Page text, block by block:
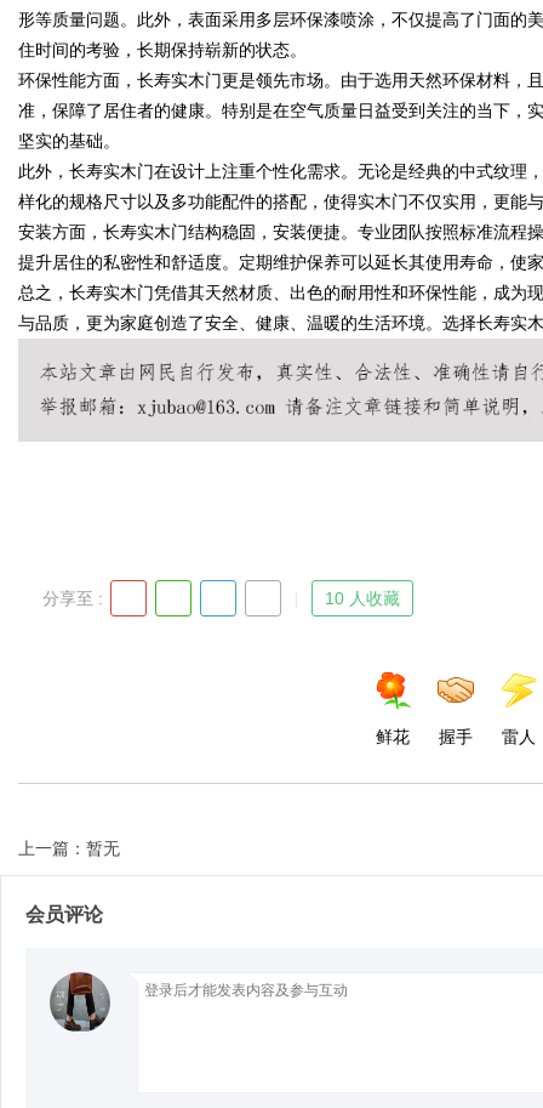
!
形等质量问题。此外，表面采用多层环保漆喷涂，不仅提高了门面的
住时间的考验，长期保持崭新的状态。
环保性能方面，长寿实木门更是领先市场。由于选用天然环保材料，
准，保障了居住者的健康。特别是在空气质量日益受到关注的当下，
坚实的基础。
此外，长寿实木门在设计上注重个性化需求。无论是经典的中式纹理
样化的规格尺寸以及多功能配件的搭配，使得实木门不仅实用，更能
安装方面，长寿实木门结构稳固，安装便捷。专业团队按照标准流程
提升居住的私密性和舒适度。定期维护保养可以延长其使用寿命，使
总之，长寿实木门凭借其天然材质、出色的耐用性和环保性能，成为
与品质，更为家庭创造了安全、健康、温暖的生活环境。选择长寿实
分享至 : 10 人收藏
鲜花 握手 雷人
上一篇：暂无
会员评论